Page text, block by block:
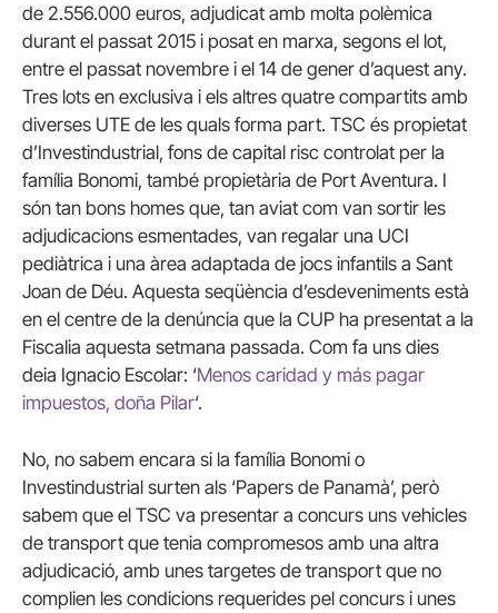
de 2.556.000 euros, adjudicat amb molta polèmica
durant el passat 2015 i posat en marxa, segons el lot,
entre el passat novembre i el 14 de gener d’aquest any.
Tres lots en exclusiva i els altres quatre compartits amb
diverses UTE de les quals forma part. TSC és propietat
d’Investindustrial, fons de capital risc controlat per la
família Bonomi, també propietària de Port Aventura. I
són tan bons homes que, tan aviat com van sortir les
adjudicacions esmentades, van regalar una UCI
pediàtrica i una àrea adaptada de jocs infantils a Sant
Joan de Déu. Aquesta seqüència d’esdeveniments està
en el centre de la denúncia que la CUP ha presentat a la
Fiscalia aquesta setmana passada. Com fa uns dies
deia Ignacio Escolar: ‘Menos caridad y más pagar
impuestos, doña Pilar‘.
No, no sabem encara si la família Bonomi o
Investindustrial surten als ‘Papers de Panamà’, però
sabem que el TSC va presentar a concurs uns vehicles
de transport que tenia compromesos amb una altra
adjudicació, amb unes targetes de transport que no
complien les condicions requerides pel concurs i unes